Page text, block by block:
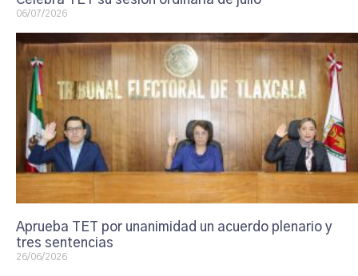
06/07/2026
Aprueba TET por unanimidad un acuerdo plenario y
tres sentencias
26/06/2026